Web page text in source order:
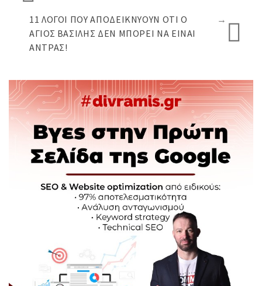
11 ΛΌΓΟΙ ΠΟΥ ΑΠΟΔΕΙΚΝΎΟΥΝ ΌΤΙ Ο
ΆΓΙΟΣ ΒΑΣΊΛΗΣ ΔΕΝ ΜΠΟΡΕΊ ΝΑ ΕΊΝΑΙ
ΆΝΤΡΑΣ!
→